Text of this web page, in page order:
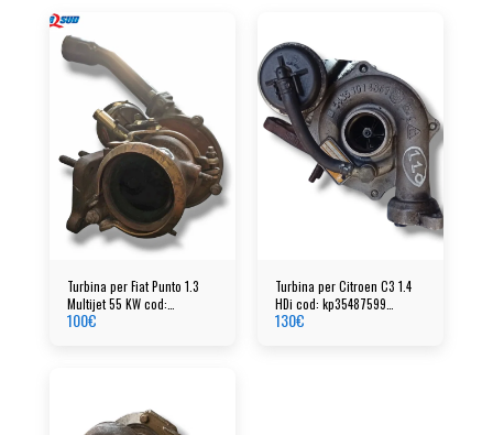
Turbina per Fiat Punto 1.3
Multijet 55 KW cod:
55237520 - 7991712
100€
Turbina per Citroen C3 1.4
HDi cod: kp35487599
54351014861
130€